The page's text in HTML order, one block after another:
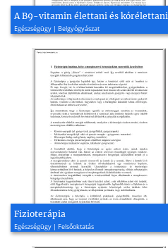
A B9-vitamin élettani és kórélettani
Egészségügy | Belgyógyászat
Fizioterápia
Egészségügy | Felsőoktatás